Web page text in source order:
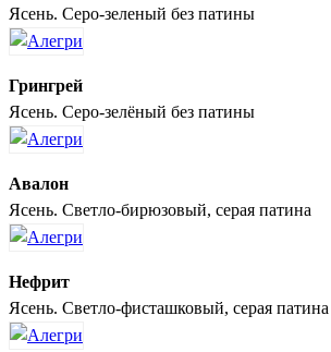
Ясень. Серо-зеленый без патины
Грингрей
Ясень. Серо-зелёный без патины
Авалон
Ясень. Светло-бирюзовый, серая патина
Нефрит
Ясень. Светло-фисташковый, серая патина